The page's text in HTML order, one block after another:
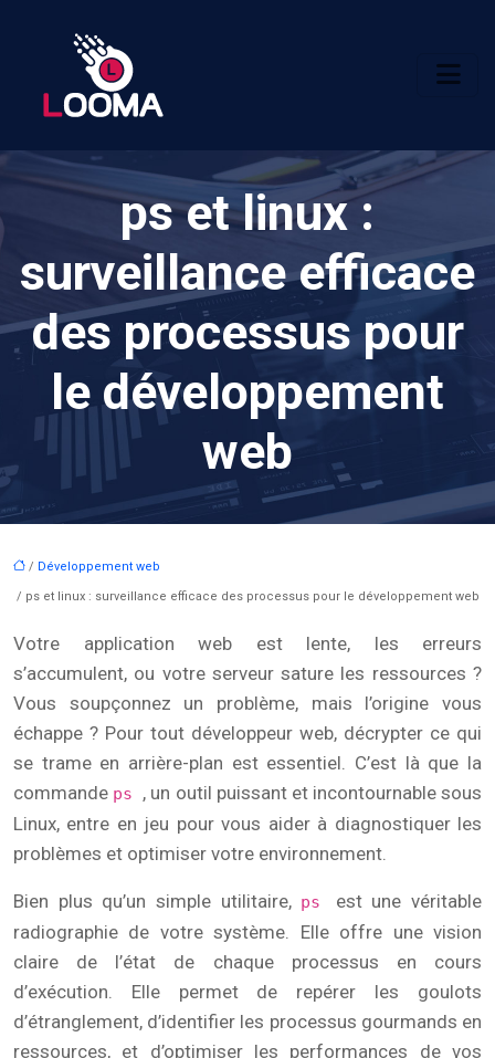
ps et linux :
surveillance efficace
des processus pour
le développement
web
/ Développement web
/ ps et linux : surveillance efficace des processus pour le développement web
Votre application web est lente, les erreurs
s’accumulent, ou votre serveur sature les ressources ?
Vous soupçonnez un problème, mais l’origine vous
échappe ? Pour tout développeur web, décrypter ce qui
se trame en arrière-plan est essentiel. C’est là que la
commande ps , un outil puissant et incontournable sous
Linux, entre en jeu pour vous aider à diagnostiquer les
problèmes et optimiser votre environnement.
Bien plus qu’un simple utilitaire, ps est une véritable
radiographie de votre système. Elle offre une vision
claire de l’état de chaque processus en cours
d’exécution. Elle permet de repérer les goulots
d’étranglement, d’identifier les processus gourmands en
ressources, et d’optimiser les performances de vos